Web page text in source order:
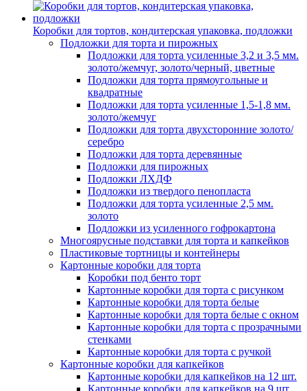
Коробки для тортов, кондитерская упаковка, подложки
Подложки для торта и пирожных
Подложки для торта усиленные 3,2 и 3,5 мм.
золото/жемчуг, золото/черный, цветные
Подложки для торта прямоугольные и
квадратные
Подложки для торта усиленные 1,5-1,8 мм.
золото/жемчуг
Подложки для торта двухсторонние золото/
серебро
Подложки для торта деревянные
Подложки для пирожных
Подложки ЛХДФ
Подложки из твердого пенопласта
Подложки для торта усиленные 2,5 мм.
золото
Подложки из усиленного гофрокартона
Многоярусные подставки для торта и капкейков
Пластиковые тортницы и контейнеры
Картонные коробки для торта
Коробки под бенто торт
Картонные коробки для торта с рисунком
Картонные коробки для торта белые
Картонные коробки для торта белые с окном
Картонные коробки для торта с прозрачными
стенками
Картонные коробки для торта с ручкой
Картонные коробки для капкейков
Картонные коробки для капкейков на 12 шт.
Картонные коробки для капкейков на 9 шт.